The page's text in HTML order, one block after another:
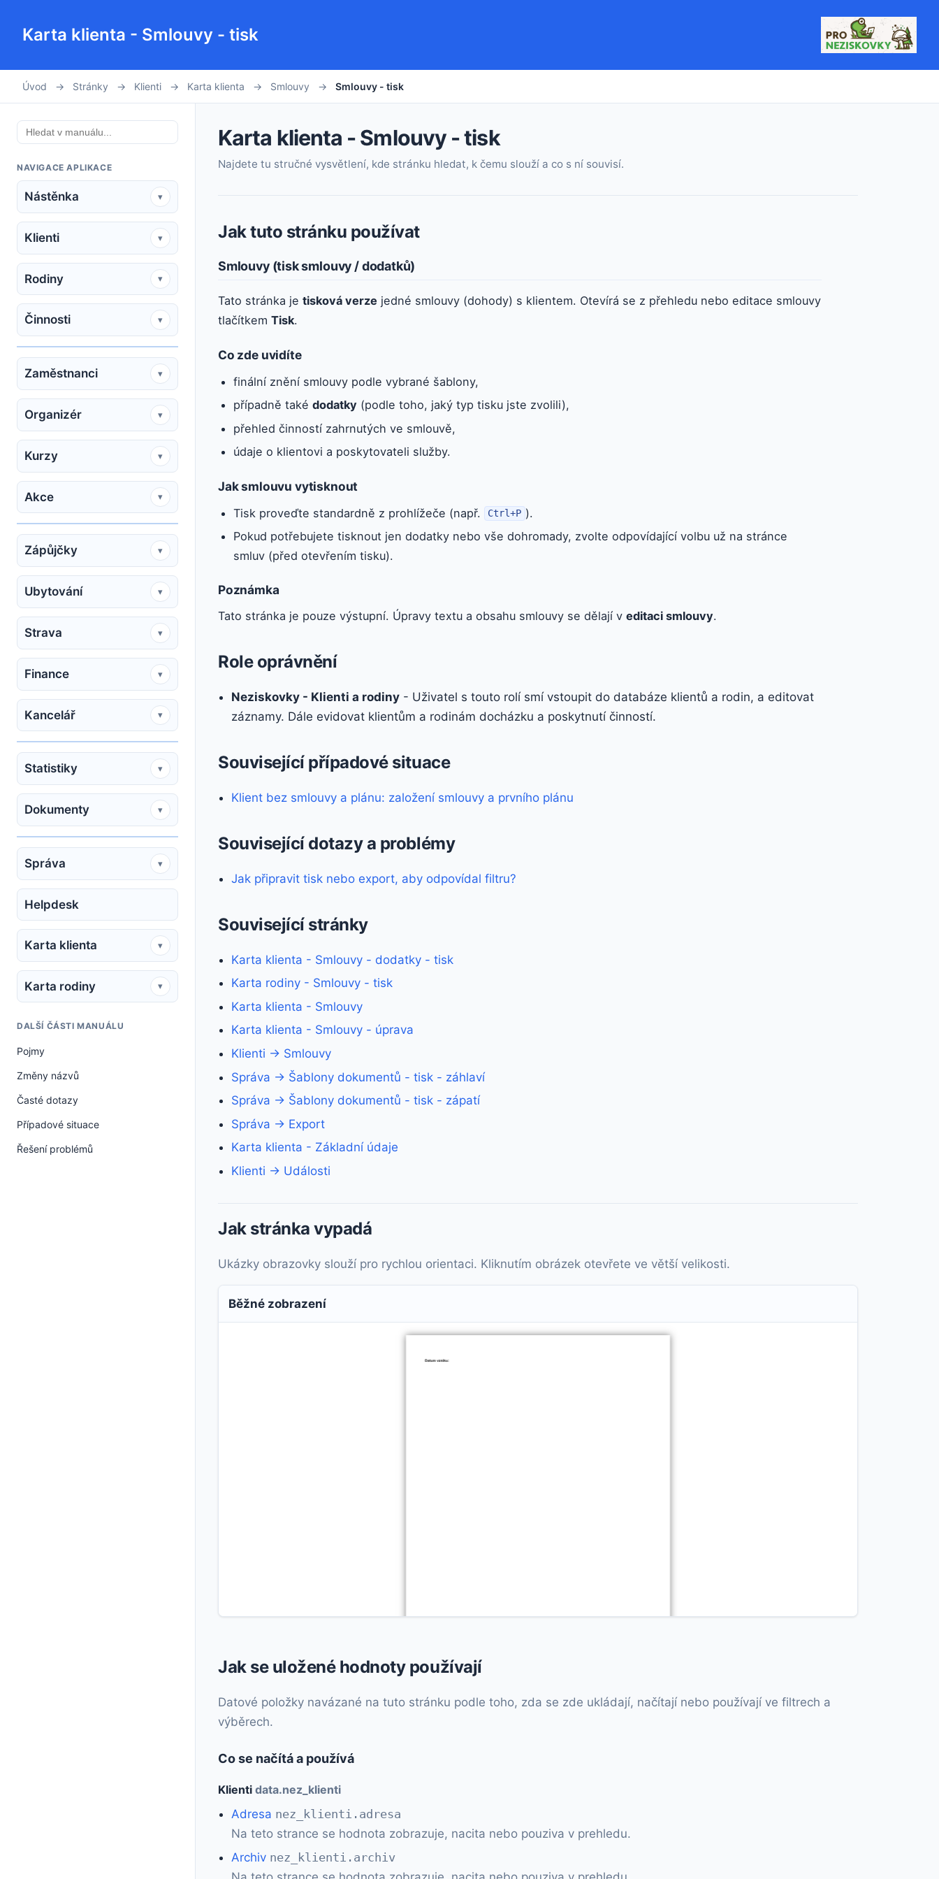
Karta klienta - Smlouvy - tisk
Úvod → Stránky → Klienti → Karta klienta → Smlouvy → Smlouvy - tisk
NAVIGACE APLIKACE
Nástěnka ▾
Klienti ▾
Rodiny ▾
Činnosti ▾
Zaměstnanci ▾
Organizér ▾
Kurzy ▾
Akce ▾
Zápůjčky ▾
Ubytování ▾
Strava ▾
Finance ▾
Kancelář ▾
Statistiky ▾
Dokumenty ▾
Správa ▾
Helpdesk
Karta klienta ▾
Karta rodiny ▾
DALŠÍ ČÁSTI MANUÁLU
Pojmy
Změny názvů
Časté dotazy
Případové situace
Řešení problémů
Karta klienta - Smlouvy - tisk
Najdete tu stručné vysvětlení, kde stránku hledat, k čemu slouží a co s ní souvisí.
Jak tuto stránku používat
Smlouvy (tisk smlouvy / dodatků)
Tato stránka je tisková verze jedné smlouvy (dohody) s klientem. Otevírá se z přehledu nebo editace smlouvy
tlačítkem Tisk.
Co zde uvidíte
finální znění smlouvy podle vybrané šablony,
případně také dodatky(podle toho, jaký typ tisku jste zvolili),
přehled činností zahrnutých ve smlouvě,
údaje o klientovi a poskytovateli služby.
Jak smlouvu vytisknout
Tisk proveďte standardně z prohlížeče (např. Ctrl+P ).
Pokud potřebujete tisknout jen dodatky nebo vše dohromady, zvolte odpovídající volbu už na stránce
smluv (před otevřením tisku).
Poznámka
Tato stránka je pouze výstupní. Úpravy textu a obsahu smlouvy se dělají v editaci smlouvy.
Role oprávnění
Neziskovky - Klienti a rodiny - Uživatel s touto rolí smí vstoupit do databáze klientů a rodin, a editovat
záznamy. Dále evidovat klientům a rodinám docházku a poskytnutí činností.
Související případové situace
Klient bez smlouvy a plánu: založení smlouvy a prvního plánu
Související dotazy a problémy
Jak připravit tisk nebo export, aby odpovídal filtru?
Související stránky
Karta klienta - Smlouvy - dodatky - tisk
Karta rodiny - Smlouvy - tisk
Karta klienta - Smlouvy
Karta klienta - Smlouvy - úprava
Klienti → Smlouvy
Správa → Šablony dokumentů - tisk - záhlaví
Správa → Šablony dokumentů - tisk - zápatí
Správa → Export
Karta klienta - Základní údaje
Klienti → Události
Jak stránka vypadá
Ukázky obrazovky slouží pro rychlou orientaci. Kliknutím obrázek otevřete ve větší velikosti.
Běžné zobrazení
Jak se uložené hodnoty používají
Datové položky navázané na tuto stránku podle toho, zda se zde ukládají, načítají nebo používají ve filtrech a
výběrech.
Co se načítá a používá
Klienti data.nez_klienti
Adresa nez_klienti.adresa
Na teto strance se hodnota zobrazuje, nacita nebo pouziva v prehledu.
Archiv nez_klienti.archiv